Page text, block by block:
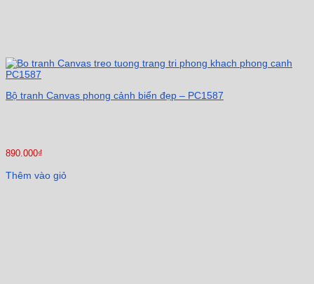
Bộ tranh Canvas phong cảnh biển đẹp – PC1587
890.000₫
Thêm vào giỏ